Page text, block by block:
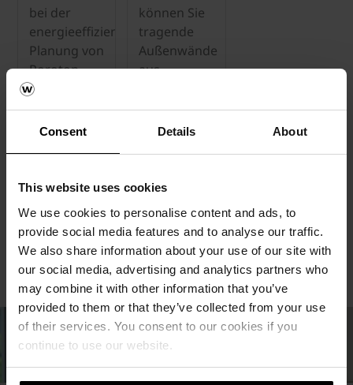
Consent Details About
This website uses cookies
We use cookies to personalise content and ads, to
provide social media features and to analyse our traffic.
We also share information about your use of our site with
our social media, advertising and analytics partners who
may combine it with other information that you’ve
provided to them or that they’ve collected from your use
of their services. You consent to our cookies if you
continue to use our website.
bei der
energieeffizienten
Planung von
Poroton-
Mauerwerk
nach den
Vorgaben
(EnEV) 2014.
können Sie
tragende
Außenwände
aus
auch mit
dem
wieder
und
zeitsparend
bemessen.